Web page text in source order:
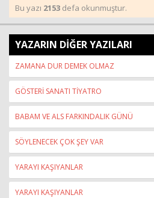
Bu yazı 2153 defa okunmuştur.
YAZARIN DİĞER YAZILARI
ZAMANA DUR DEMEK OLMAZ
GÖSTERİ SANATI TİYATRO
BABAM VE ALS FARKINDALIK GÜNÜ
SÖYLENECEK ÇOK ŞEY VAR
YARAYI KAŞIYANLAR
YARAYI KAŞIYANLAR